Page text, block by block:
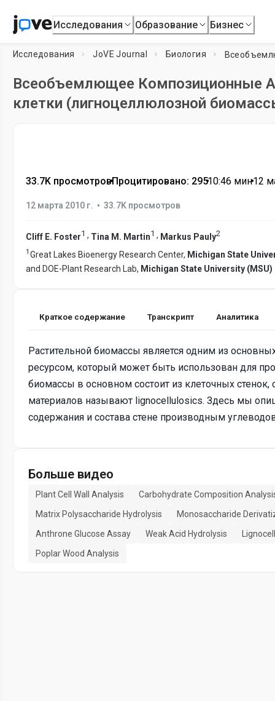
Исследования Образование Бизнес
Исследования JoVE Journal Биология
Всеобъемлющее Композиционные
клетки (лигноцеллюлозной
33.7K просмотров•Процитировано: 295•10:46 мин•12
12 марта 2010 г. • 33.7K просмотров
Cliff E. Foster1 , Tina M. Martin1 , Markus Pauly2
1 Great Lakes Bioenergy Research Center, Michigan State
and DOE-Plant Research Lab, Michigan State University (MSU)
Краткое содержание Транскрипт Аналитика
Растительной биомассы является одним из
ресурсом, который может быть использован для
биомассы в основном состоит из клеточных
материалов называют lignocellulosics. Здесь мы
содержания и состава стене производным
Больше видео
Plant Cell Wall Analysis
Carbohydrate Composition
Matrix Polysaccharide Hydrolysis
Monosaccharide
Anthrone Glucose Assay
Weak Acid Hydrolysis
Poplar Wood Analysis